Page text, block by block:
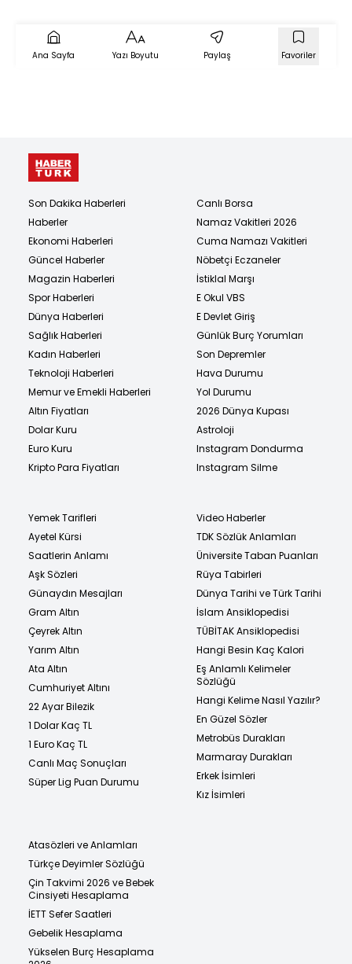
Ana Sayfa Yazı Boyutu Paylaş Favoriler
Son Dakika Haberleri
Haberler
Ekonomi Haberleri
Güncel Haberler
Magazin Haberleri
Spor Haberleri
Dünya Haberleri
Sağlık Haberleri
Kadın Haberleri
Teknoloji Haberleri
Memur ve Emekli Haberleri
Altın Fiyatları
Dolar Kuru
Euro Kuru
Kripto Para Fiyatları
Canlı Borsa
Namaz Vakitleri 2026
Cuma Namazı Vakitleri
Nöbetçi Eczaneler
İstiklal Marşı
E Okul VBS
E Devlet Giriş
Günlük Burç Yorumları
Son Depremler
Hava Durumu
Yol Durumu
2026 Dünya Kupası
Astroloji
Instagram Dondurma
Instagram Silme
Yemek Tarifleri
Ayetel Kürsi
Saatlerin Anlamı
Aşk Sözleri
Günaydın Mesajları
Gram Altın
Çeyrek Altın
Yarım Altın
Ata Altın
Cumhuriyet Altını
22 Ayar Bilezik
1 Dolar Kaç TL
1 Euro Kaç TL
Canlı Maç Sonuçları
Süper Lig Puan Durumu
Video Haberler
TDK Sözlük Anlamları
Üniversite Taban Puanları
Rüya Tabirleri
Dünya Tarihi ve Türk Tarihi
İslam Ansiklopedisi
TÜBİTAK Ansiklopedisi
Hangi Besin Kaç Kalori
Eş Anlamlı Kelimeler
Sözlüğü
Hangi Kelime Nasıl Yazılır?
En Güzel Sözler
Metrobüs Durakları
Marmaray Durakları
Erkek İsimleri
Kız İsimleri
Atasözleri ve Anlamları
Türkçe Deyimler Sözlüğü
Çin Takvimi 2026 ve Bebek
Cinsiyeti Hesaplama
İETT Sefer Saatleri
Gebelik Hesaplama
Yükselen Burç Hesaplama